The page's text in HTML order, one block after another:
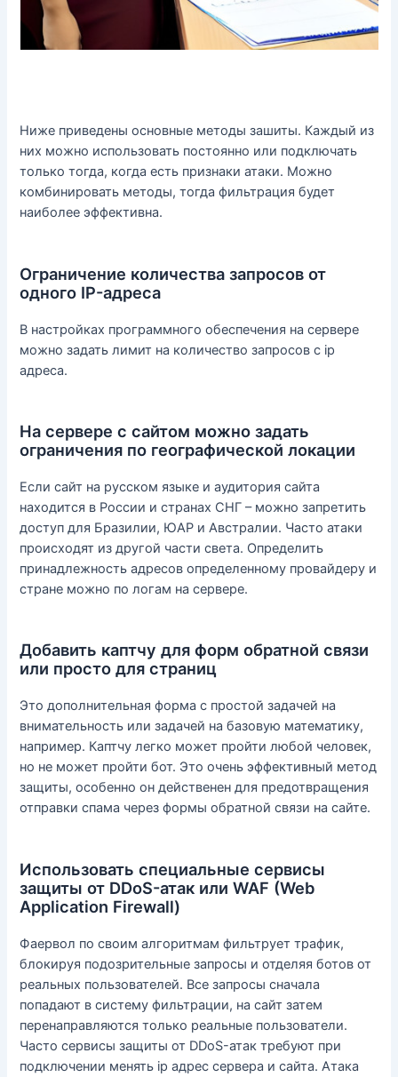
Ниже приведены основные методы зашиты. Каждый из
них можно использовать постоянно или подключать
только тогда, когда есть признаки атаки. Можно
комбинировать методы, тогда фильтрация будет
наиболее эффективна.
Ограничение количества запросов от
одного IP-адреса
В настройках программного обеспечения на сервере
можно задать лимит на количество запросов с ip
адреса.
На сервере с сайтом можно задать
ограничения по географической локации
Если сайт на русском языке и аудитория сайта
находится в России и странах СНГ – можно запретить
доступ для Бразилии, ЮАР и Австралии. Часто атаки
происходят из другой части света. Определить
принадлежность адресов определенному провайдеру и
стране можно по логам на сервере.
Добавить каптчу для форм обратной связи
или просто для страниц
Это дополнительная форма с простой задачей на
внимательность или задачей на базовую математику,
например. Каптчу легко может пройти любой человек,
но не может пройти бот. Это очень эффективный метод
защиты, особенно он действенен для предотвращения
отправки спама через формы обратной связи на сайте.
Использовать специальные сервисы
защиты от DDoS-атак или WAF (Web
Application Firewall)
Фаервол по своим алгоритмам фильтрует трафик,
блокируя подозрительные запросы и отделяя ботов от
реальных пользователей. Все запросы сначала
попадают в систему фильтрации, на сайт затем
перенаправляются только реальные пользователи.
Часто сервисы защиты от DDoS-атак требуют при
подключении менять ip адрес сервера и сайта. Атака